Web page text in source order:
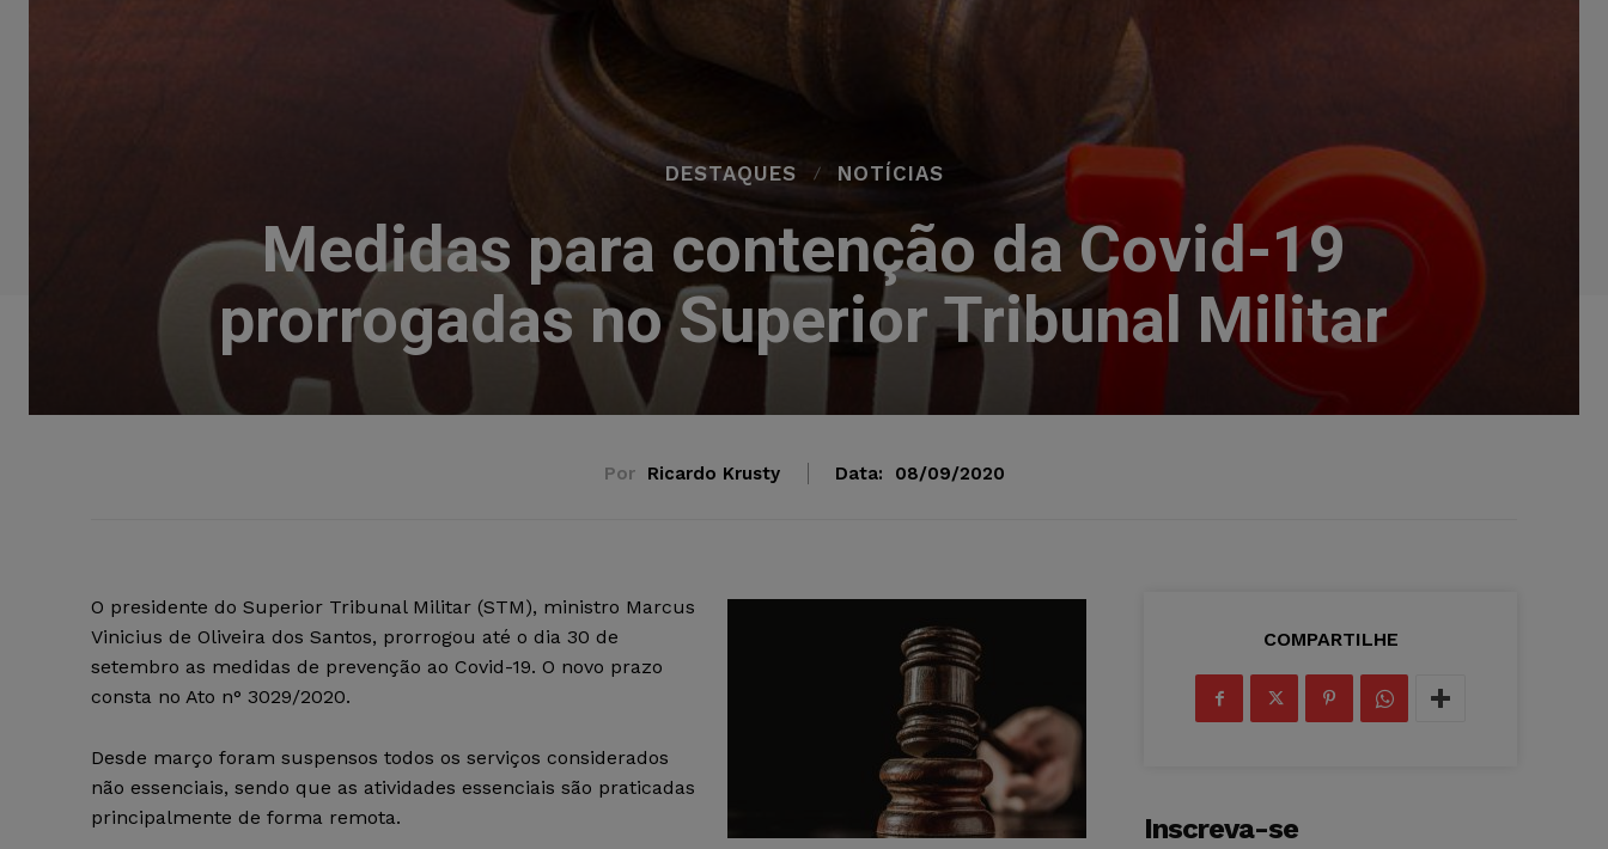
DESTAQUES NOTÍCIAS
Medidas para contenção da Covid-19
prorrogadas no Superior Tribunal Militar
Por Ricardo Krusty Data: 08/09/2020
O presidente do Superior Tribunal Militar (STM), ministro Marcus
Vinicius de Oliveira dos Santos, prorrogou até o dia 30 de
setembro as medidas de prevenção ao Covid-19. O novo prazo
consta no Ato n° 3029/2020.
Desde março foram suspensos todos os serviços considerados
não essenciais, sendo que as atividades essenciais são praticadas
principalmente de forma remota.
COMPARTILHE
Inscreva-se